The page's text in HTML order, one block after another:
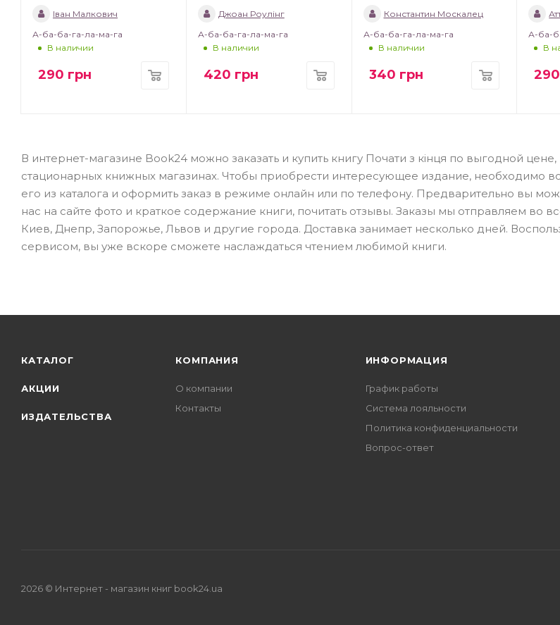
Іван Малкович
А-ба-ба-га-ла-ма-га
В наличии
290 грн
Джоан Роулінг
А-ба-ба-га-ла-ма-га
В наличии
420 грн
Константин Москалец
А-ба-ба-га-ла-ма-га
В наличии
340 грн
А-ба-
В
290
В интернет-магазине Book24 можно заказать и купить книгу Почати з кінця по выгодной
стационарных книжных магазинах. Чтобы приобрести интересующее издание, необходимо
его из каталога и оформить заказ в режиме онлайн или по телефону. Предварительно вы
нас на сайте фото и краткое содержание книги, почитать отзывы. Заказы мы отправляем во
Киев, Днепр, Запорожье, Львов и другие города. Доставка занимает несколько дней.
сервисом, вы уже вскоре сможете наслаждаться чтением любимой книги.
КАТАЛОГ
АКЦИИ
ИЗДАТЕЛЬСТВА
КОМПАНИЯ
О компании
Контакты
ИНФОРМАЦИЯ
График работы
Система лояльности
Политика конфиденциальности
Вопрос-ответ
2026 © Интернет - магазин книг book24.ua